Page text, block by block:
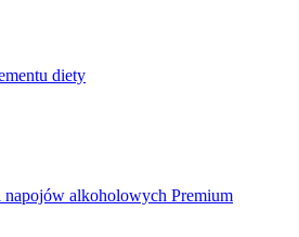
diety
alkoholowych Premium